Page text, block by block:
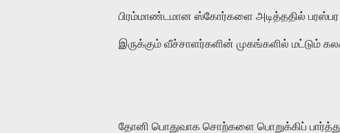
பிரம்மாண்டமான ஸ்கோர்களை அடித்ததில் பரஸ்பர
இருக்கும் வீச்சாளர்களின் முகங்களில் மட்டும்
தோனி பொதுவாக சொற்களை பொறுக்கிப்